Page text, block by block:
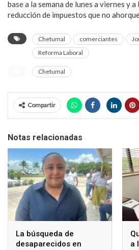
base a la semana de lunes a viernes y
reducción de impuestos que no
Chetumal comerciantes
Reforma Laboral
Chetumal
Compartir
Notas relacionadas
La búsqueda de
desaparecidos en
a